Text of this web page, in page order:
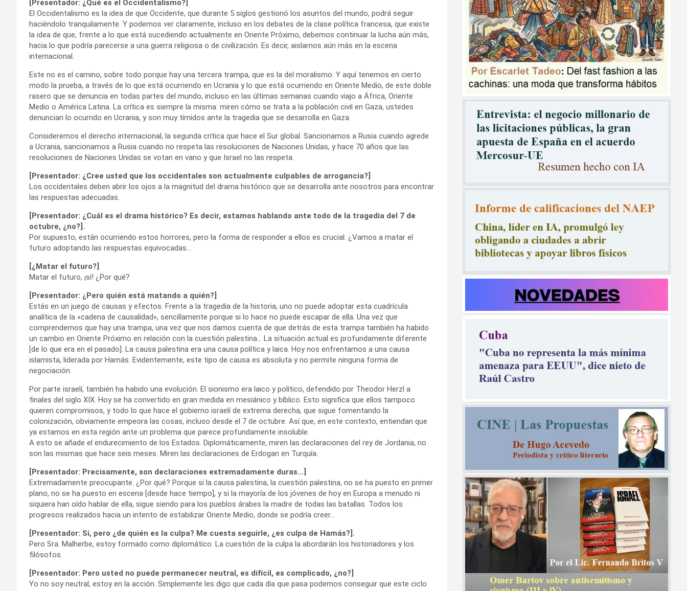
[Presentador: ¿Qué es el Occidentalismo?]
El Occidentalismo es la idea de que Occidente, que durante 5 siglos gestionó los asuntos del mundo, podrá seguir
haciéndolo tranquilamente. Y podemos ver claramente, incluso en los debates de la clase política francesa, que existe
la idea de que, frente a lo que está sucediendo actualmente en Oriente Próximo, debemos continuar la lucha aún más,
hacia lo que podría parecerse a una guerra religiosa o de civilización. Es decir, aislarnos aún más en la escena
internacional.
Este no es el camino, sobre todo porque hay una tercera trampa, que es la del moralismo. Y aquí tenemos en cierto
modo la prueba, a través de lo que está ocurriendo en Ucrania y lo que está ocurriendo en Oriente Medio, de este doble
rasero que se denuncia en todas partes del mundo, incluso en las últimas semanas cuando viajo a África, Oriente
Medio o América Latina. La crítica es siempre la misma: miren cómo se trata a la población civil en Gaza, ustedes
denuncian lo ocurrido en Ucrania, y son muy tímidos ante la tragedia que se desarrolla en Gaza.
Consideremos el derecho internacional, la segunda crítica que hace el Sur global. Sancionamos a Rusia cuando agrede
a Ucrania, sancionamos a Rusia cuando no respeta las resoluciones de Naciones Unidas, y hace 70 años que las
resoluciones de Naciones Unidas se votan en vano y que Israel no las respeta.
[Presentador: ¿Cree usted que los occidentales son actualmente culpables de arrogancia?]
Los occidentales deben abrir los ojos a la magnitud del drama histórico que se desarrolla ante nosotros para encontrar
las respuestas adecuadas.
[Presentador: ¿Cuál es el drama histórico? Es decir, estamos hablando ante todo de la tragedia del 7 de
octubre, ¿no?].
Por supuesto, están ocurriendo estos horrores, pero la forma de responder a ellos es crucial. ¿Vamos a matar el
futuro adoptando las respuestas equivocadas…
[¿Matar el futuro?]
Matar el futuro, ¡sí! ¿Por qué?
[Presentador: ¿Pero quién está matando a quién?]
Estás en un juego de causas y efectos. Frente a la tragedia de la historia, uno no puede adoptar esta cuadrícula
analítica de la «cadena de causalidad», sencillamente porque si lo hace no puede escapar de ella. Una vez que
comprendemos que hay una trampa, una vez que nos damos cuenta de que detrás de esta trampa también ha habido
un cambio en Oriente Próximo en relación con la cuestión palestina… La situación actual es profundamente diferente
[de lo que era en el pasado]. La causa palestina era una causa política y laica. Hoy nos enfrentamos a una causa
islamista, liderada por Hamás. Evidentemente, este tipo de causa es absoluta y no permite ninguna forma de
negociación.
Por parte israelí, también ha habido una evolución. El sionismo era laico y político, defendido por Theodor Herzl a
finales del siglo XIX. Hoy se ha convertido en gran medida en mesiánico y bíblico. Esto significa que ellos tampoco
quieren compromisos, y todo lo que hace el gobierno israelí de extrema derecha, que sigue fomentando la
colonización, obviamente empeora las cosas, incluso desde el 7 de octubre. Así que, en este contexto, entiendan que
ya estamos en esta región ante un problema que parece profundamente insoluble.
A esto se añade el endurecimiento de los Estados. Diplomáticamente, miren las declaraciones del rey de Jordania, no
son las mismas que hace seis meses. Miren las declaraciones de Erdogan en Turquía.
[Presentador: Precisamente, son declaraciones extremadamente duras…]
Extremadamente preocupante. ¿Por qué? Porque si la causa palestina, la cuestión palestina, no se ha puesto en primer
plano, no se ha puesto en escena [desde hace tiempo], y si la mayoría de los jóvenes de hoy en Europa a menudo ni
siquiera han oído hablar de ella, sigue siendo para los pueblos árabes la madre de todas las batallas. Todos los
progresos realizados hacia un intento de estabilizar Oriente Medio, donde se podría creer…
[Presentador: Sí, pero ¿de quién es la culpa? Me cuesta seguirle, ¿es culpa de Hamás?].
Pero Sra. Malherbe, estoy formado como diplomático. La cuestión de la culpa la abordarán los historiadores y los
filósofos.
[Presentador: Pero usted no puede permanecer neutral, es difícil, es complicado, ¿no?]
Yo no soy neutral, estoy en la acción. Simplemente les digo que cada día que pasa podemos conseguir que este ciclo